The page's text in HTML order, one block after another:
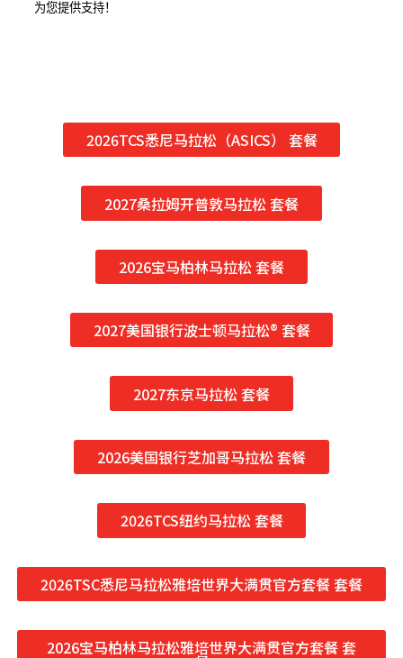
为您提供支持！
2026TCS悉尼马拉松（ASICS） 套餐
2027桑拉姆开普敦马拉松 套餐
2026宝马柏林马拉松 套餐
2027美国银行波士顿马拉松® 套餐
2027东京马拉松 套餐
2026美国银行芝加哥马拉松 套餐
2026TCS纽约马拉松 套餐
2026TSC悉尼马拉松雅培世界大满贯官方套餐 套餐
2026宝马柏林马拉松雅培世界大满贯官方套餐 套